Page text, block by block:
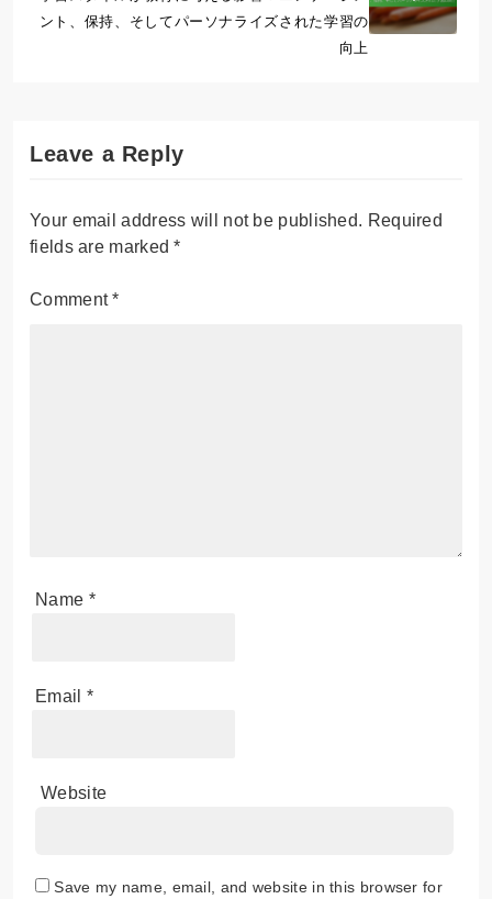
ント、保持、そしてパーソナライズされた学習の
向上
Leave a Reply
Your email address will not be published. Required
fields are marked*
Comment*
Name *
Email *
Website
Save my name, email, and website in this browser for